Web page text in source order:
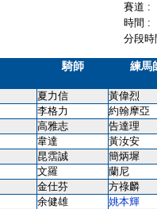
賽道 :
時間 :
分段
騎師 練馬
夏力信 黃偉烈
李格力 約翰摩亞
高雅志 告達理
韋達 黃汝安
昆霑誠 簡炳墀
文羅 蘭尼
金仕芬 方祿麟
余健雄 姚本輝